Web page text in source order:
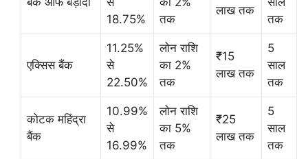
18.75%
तक
लाख तक
तक
एक्सिस बैंक
11.25%
से
22.50%
लोन राशि
का 2%
तक
₹15
लाख तक
5
साल
तक
कोटक महिंद्रा
बैंक
10.99%
से
16.99%
लोन राशि
का 5%
तक
₹25
लाख तक
5
साल
तक